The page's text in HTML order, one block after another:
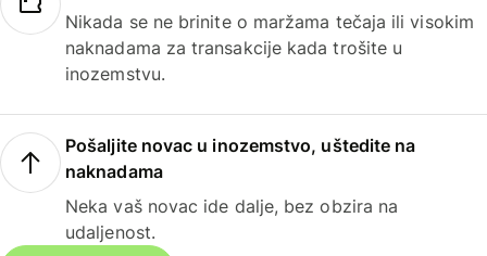
Nikada se ne brinite o maržama tečaja ili visokim
naknadama za transakcije kada trošite u
inozemstvu.
Pošaljite novac u inozemstvo, uštedite na
naknadama
Neka vaš novac ide dalje, bez obzira na
udaljenost.